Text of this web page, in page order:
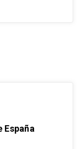
España